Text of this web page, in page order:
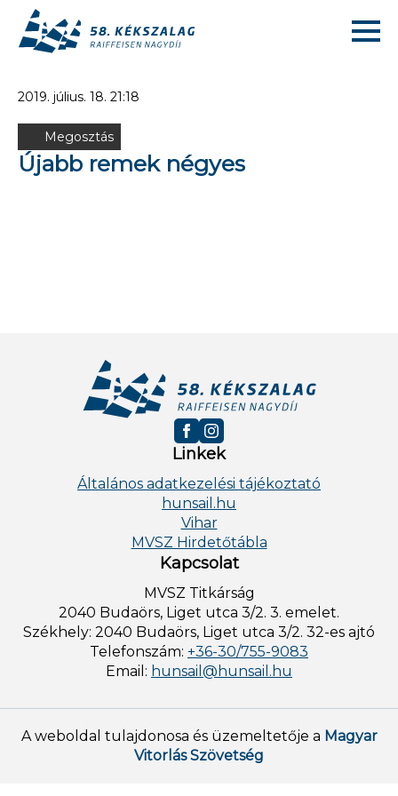
2019. július. 18. 21:18
Megosztás
Újabb remek négyes
Linkek
Általános adatkezelési tájékoztató
hunsail.hu
Vihar
MVSZ Hirdetőtábla
Kapcsolat
MVSZ Titkárság
2040 Budaörs, Liget utca 3/2. 3. emelet.
Székhely: 2040 Budaörs, Liget utca 3/2. 32-es ajtó
Telefonszám: +36-30/755-9083
Email: hunsail@hunsail.hu
A weboldal tulajdonosa és üzemeltetője a Magyar
Vitorlás Szövetség